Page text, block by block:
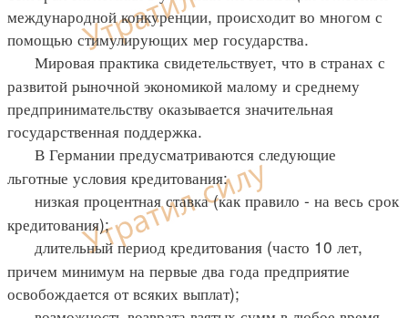
международной конкуренции, происходит во многом с
помощью стимулирующих мер государства.
Мировая практика свидетельствует, что в странах с
развитой рыночной экономикой малому и среднему
предпринимательству оказывается значительная
государственная поддержка.
В Германии предусматриваются следующие
льготные условия кредитования:
низкая процентная ставка (как правило - на весь срок
кредитования);
длительный период кредитования (часто 10 лет,
причем минимум на первые два года предприятие
освобождается от всяких выплат);